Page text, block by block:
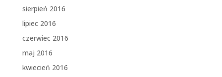
sierpień 2016
lipiec 2016
czerwiec 2016
maj 2016
kwiecień 2016